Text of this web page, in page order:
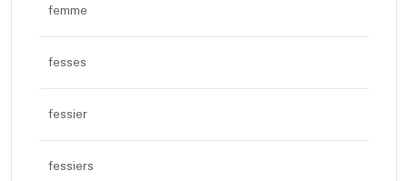
femme
fesses
fessier
fessiers